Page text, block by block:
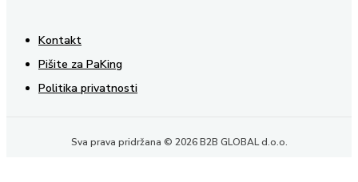
Kontakt
Pišite za PaKing
Politika privatnosti
Sva prava pridržana © 2026 B2B GLOBAL d.o.o.